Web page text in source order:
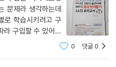
문제라 생각하는데
로 학습시키려고 구
라 구입할 수 있어서
하려구요
0 댓글0